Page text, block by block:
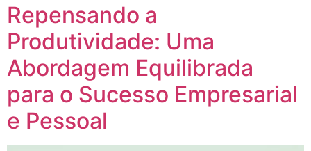
Repensando a
Produtividade: Uma
Abordagem Equilibrada
para o Sucesso Empresarial
e Pessoal